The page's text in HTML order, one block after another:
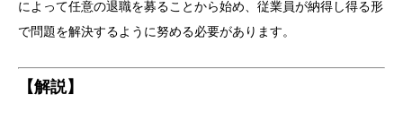
によって任意の退職を募ることから始め、従業員が納得し得る形
で問題を解決するように努める必要があります。
【解説】